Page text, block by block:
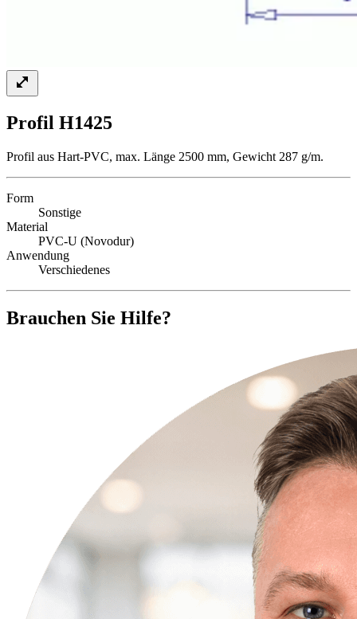
Profil H1425
Profil aus Hart-PVC, max. Länge 2500 mm, Gewicht 287 g/m.
Form
Sonstige
Material
PVC-U (Novodur)
Anwendung
Verschiedenes
Brauchen Sie Hilfe?